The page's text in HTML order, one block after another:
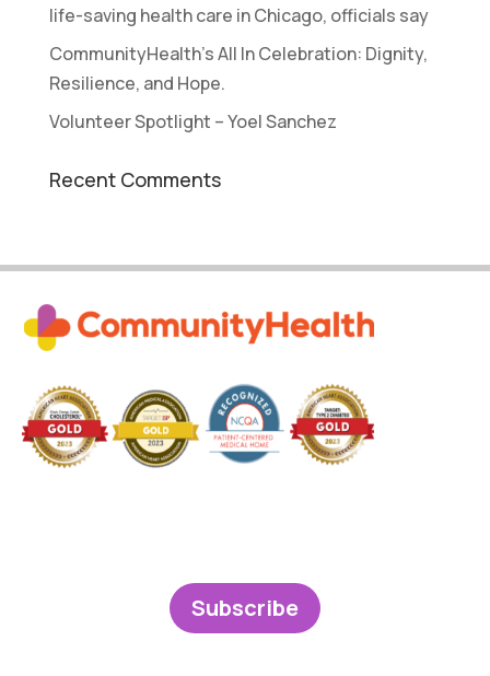
life-saving health care in Chicago, officials say
CommunityHealth’s All In Celebration: Dignity,
Resilience, and Hope.
Volunteer Spotlight – Yoel Sanchez
Recent Comments
Subscribe